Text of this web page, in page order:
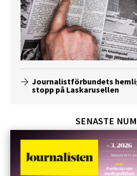
Journalistförbundets
stopp på Laskarusellen
SENASTE